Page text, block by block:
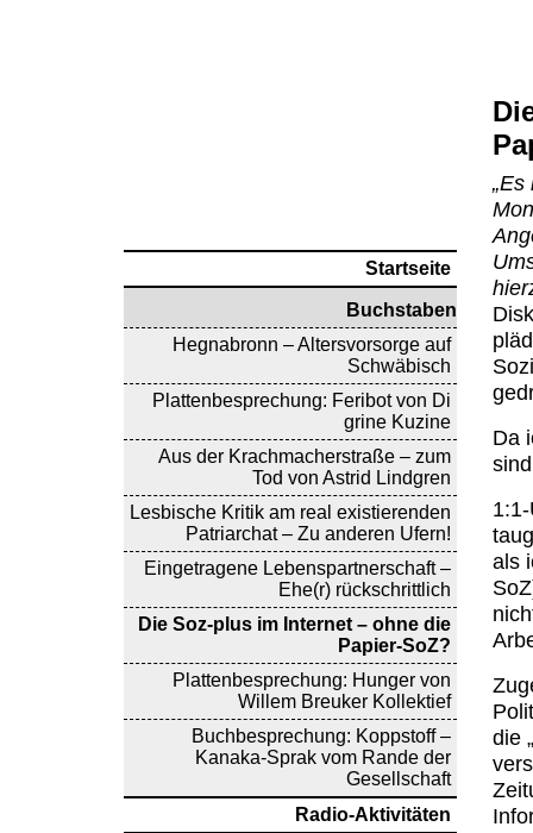
Startseite
Buchstaben
Hegnabronn – Altersvorsorge auf
Schwäbisch
Plattenbesprechung: Feribot von Di
grine Kuzine
Aus der Krachmacherstraße – zum
Tod von Astrid Lindgren
Lesbische Kritik am real existierenden
Patriarchat – Zu anderen Ufern!
Eingetragene Lebenspartnerschaft –
Ehe(r) rückschrittlich
Die Soz-plus im Internet – ohne die
Papier-SoZ?
Plattenbesprechung: Hunger von
Willem Breuker Kollektief
Buchbesprechung: Koppstoff –
Kanaka-Sprak vom Rande der
Gesellschaft
Radio-Aktivitäten
Da
als
die